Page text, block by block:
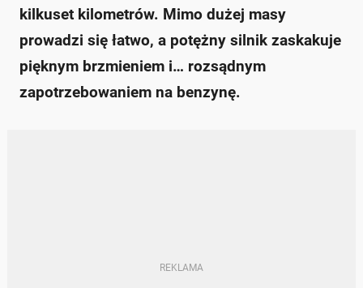
kilkuset kilometrów. Mimo dużej masy
prowadzi się łatwo, a potężny silnik zaskakuje
pięknym brzmieniem i… rozsądnym
zapotrzebowaniem na benzynę.